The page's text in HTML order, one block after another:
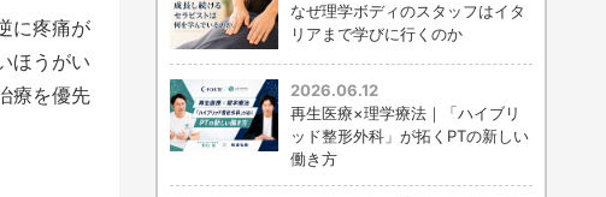
に疼痛が
ほうがい
療を優先
なぜ理学ボディのスタッフはイタ
リアまで学びに行くのか
2026.06.12
再生医療×理学療法｜「ハイブリ
ッド整形外科」が拓くPTの新しい
働き方